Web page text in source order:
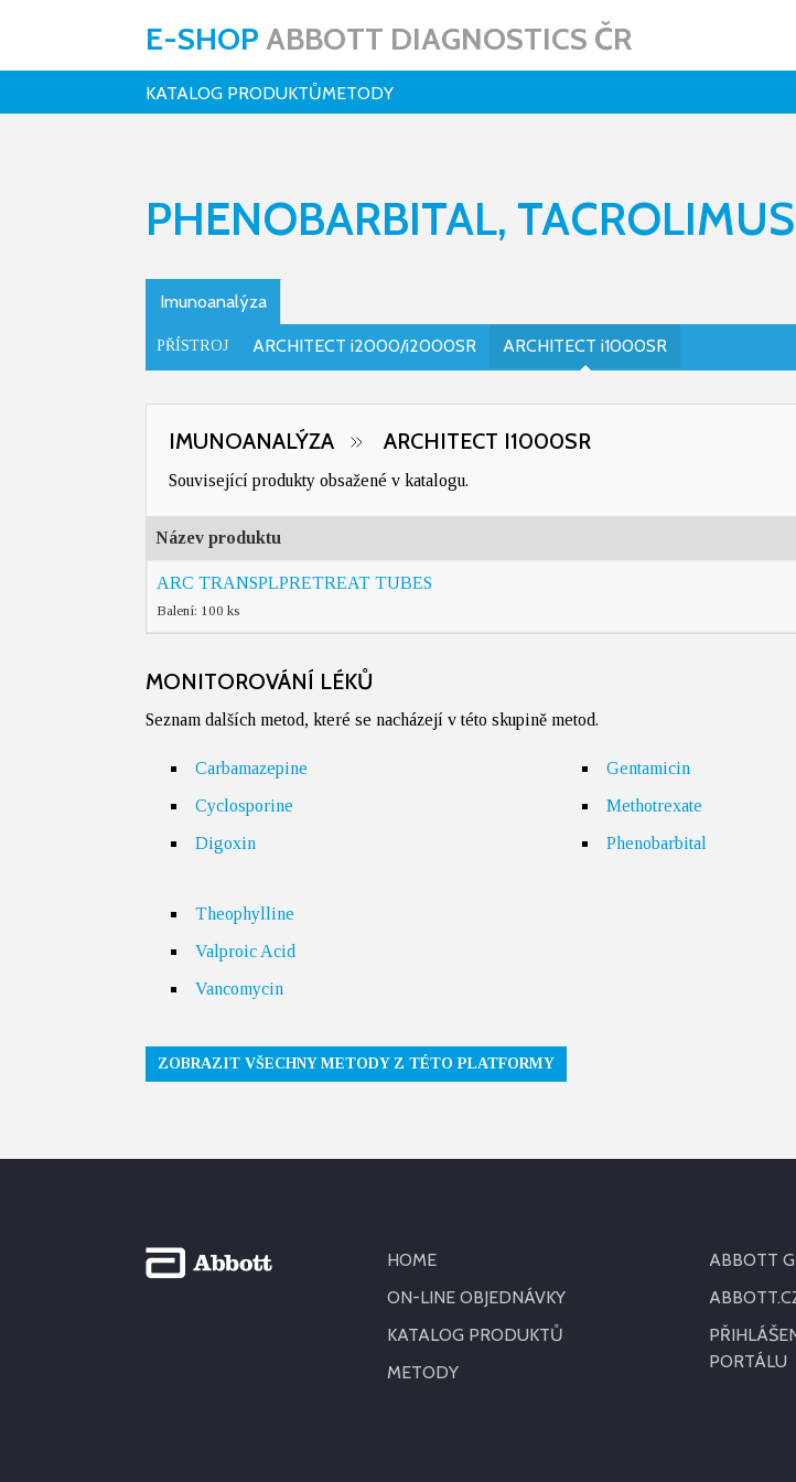
E-SHOP ABBOTT DIAGNOSTICS ČR
KATALOG PRODUKTŮMETODY
PHENOBARBITAL,
Imunoanalýza
PŘÍSTROJ ARCHITECT i2000/i2000SR ARCHITECT i1000SR
IMUNOANALÝZA ARCHITECT I1000SR
Související produkty obsažené v katalogu.
Název produktu
ARC TRANSPLPRETREAT TUBES
Balení: 100 ks
MONITOROVÁNÍ LÉKŮ
Seznam dalších metod, které se nacházejí v této skupině metod.
Carbamazepine
Cyclosporine
Digoxin
Gentamicin
Methotrexate
Phenobarbital
Theophylline
Valproic Acid
Vancomycin
ZOBRAZIT VŠECHNY METODY Z TÉTO PLATFORMY
HOME
ON-LINE OBJEDNÁVKY
KATALOG PRODUKTŮ
METODY
ABBOTT
PORTÁLU